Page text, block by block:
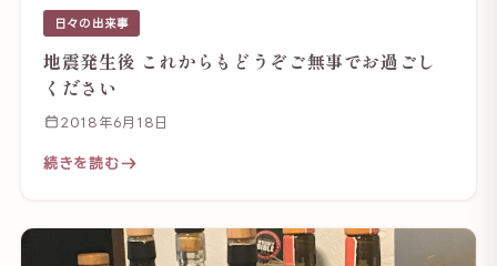
日々の出来事
地震発生後 これからもどうぞご無事でお過ごし
ください
2018年6月18日
続きを読む